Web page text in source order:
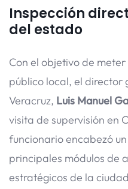
Inspección
del estado
Con el objetivo de
público local, el director
Veracruz, Luis Manuel
visita de supervisión en
funcionario encabezó
principales módulos de
estratégicos de la